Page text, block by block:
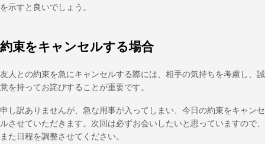
を示すと良いでしょう。
約束をキャンセルする場合
友人との約束を急にキャンセルする際には、相手の気持ちを考慮し、誠
意を持ってお詫びすることが重要です。
申し訳ありませんが、急な用事が入ってしまい、今日の約束をキャンセ
ルさせていただきます。次回は必ずお会いしたいと思っていますので、
また日程を調整させてください。